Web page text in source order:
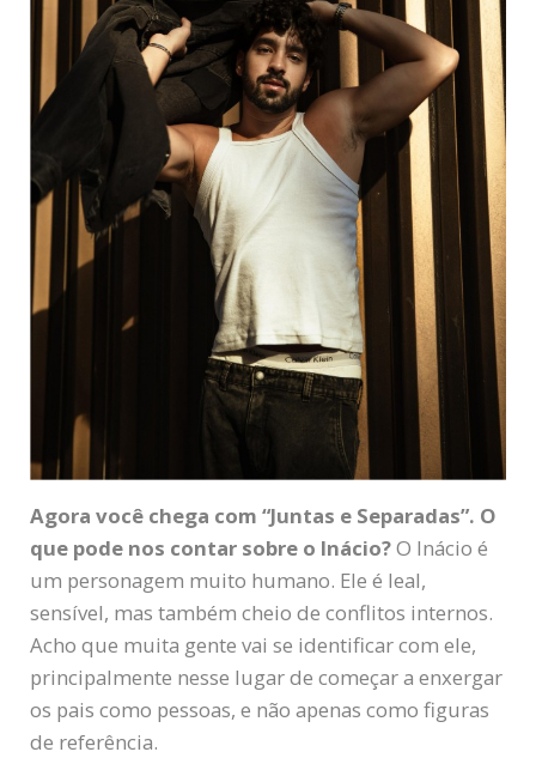
Agora você chega com “Juntas e Separadas”. O
que pode nos contar sobre o Inácio?O Inácio é
um personagem muito humano. Ele é leal,
sensível, mas também cheio de conflitos internos.
Acho que muita gente vai se identificar com ele,
principalmente nesse lugar de começar a enxergar
os pais como pessoas, e não apenas como figuras
de referência.